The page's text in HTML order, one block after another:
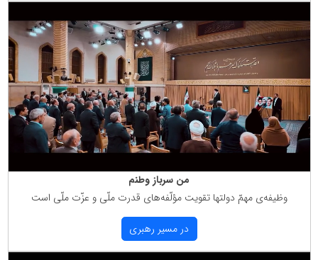
من سرباز وطنم
وظیفه‌ی مهمّ دولتها تقویت مؤلّفه‌های قدرت ملّی و عزّت ملّی است
در مسیر رهبری